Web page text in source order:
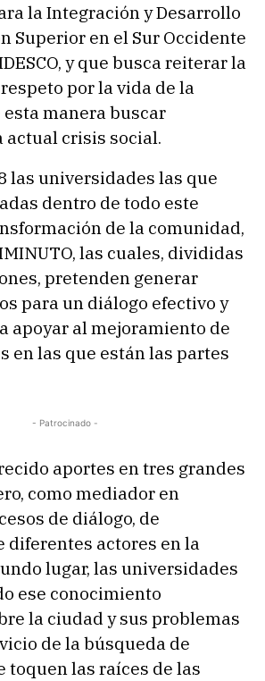
la Integración y Desarrollo
Superior en el Sur Occidente
y que busca reiterar la
por la vida de la
manera buscar
actual crisis social.
las universidades las que
dentro de todo este
de la comunidad,
las cuales, divididas
pretenden generar
para un diálogo efectivo y
apoyar al mejoramiento de
en las que están las partes
- Patrocinado -
aportes en tres grandes
como mediador en
de diálogo, de
diferentes actores en la
lugar, las universidades
ese conocimiento
la ciudad y sus problemas
de la búsqueda de
toquen las raíces de las